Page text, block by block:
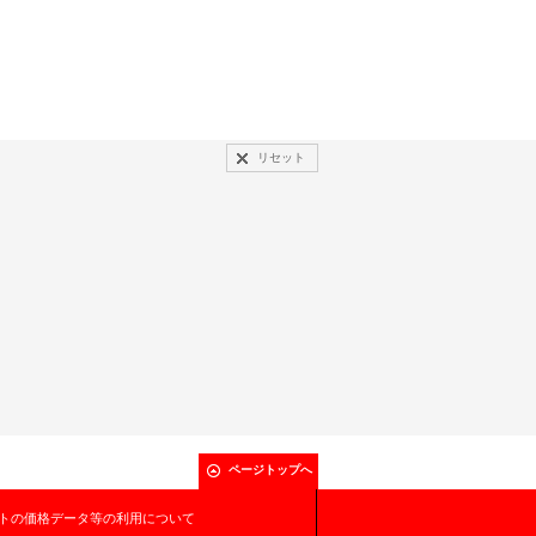
リセット
ページトップへ
の価格データ等の利用について